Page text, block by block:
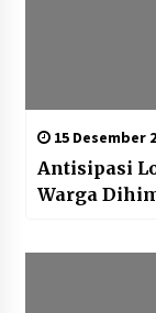
15 Desember
Antisipasi
Warga